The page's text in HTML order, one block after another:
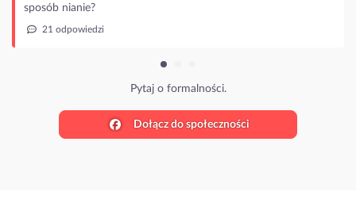
Dołącz do społeczności